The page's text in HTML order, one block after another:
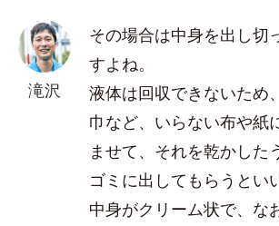
滝沢
その場合は中身を出し切
すよね。
液体は回収できないため
巾など、いらない布や紙
ませて、それを乾かした
ゴミに出してもらうとい
中身がクリーム状で、な